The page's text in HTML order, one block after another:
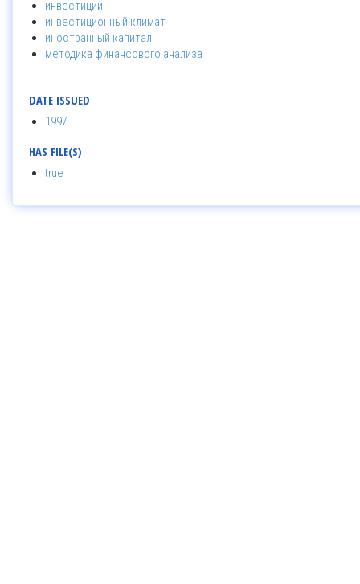
инвестиции
инвестиционный климат
иностранный капитал
методика финансового анализа
DATE ISSUED
1997
HAS FILE(S)
true